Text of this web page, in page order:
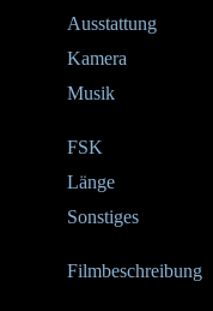
Ausstattung
Kamera
Musik
FSK
Länge
Sonstiges
Filmbeschreibung